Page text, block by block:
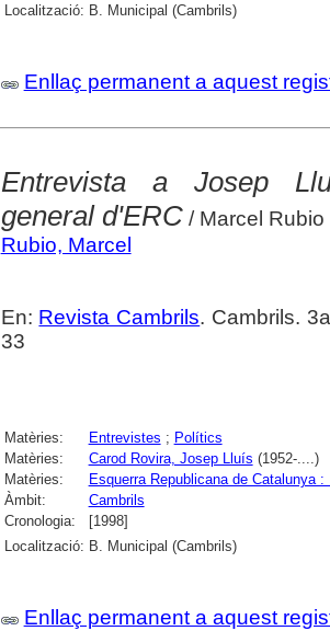
Localització: B. Municipal (Cambrils)
Enllaç permanent a aquest
Entrevista a Josep
general d'ERC/ Marcel Rubio
Rubio, Marcel
En: Revista Cambrils. Cambrils.
33
Matèries: Entrevistes ; Polítics
Matèries:
Carod Rovira, Josep Lluís (1952-....)
Matèries:
Esquerra Republicana de Catalunya :
Àmbit:
Cambrils
Cronologia:
[1998]
Localització: B. Municipal (Cambrils)
Enllaç permanent a aquest